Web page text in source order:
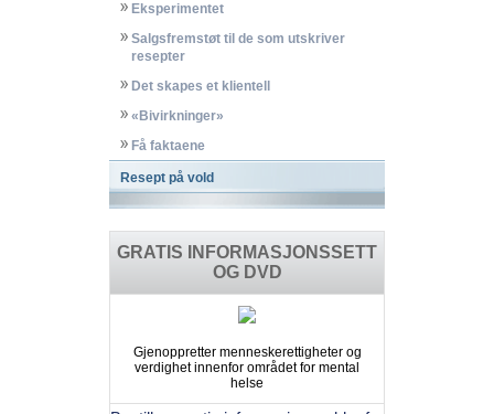
Eksperimentet
Salgsfremstøt til de som utskriver
resepter
Det skapes et klientell
«Bivirkninger»
Få faktaene
Resept på vold
GRATIS INFORMASJONSSETT
OG DVD
Gjenoppretter menneskerettigheter og
verdighet innenfor området for mental
helse